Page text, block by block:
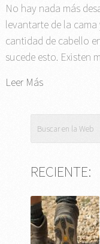
No hay nada más
levantarte de la
cantidad de cabello
sucede esto. Existen
Leer Más
RECIENTE: